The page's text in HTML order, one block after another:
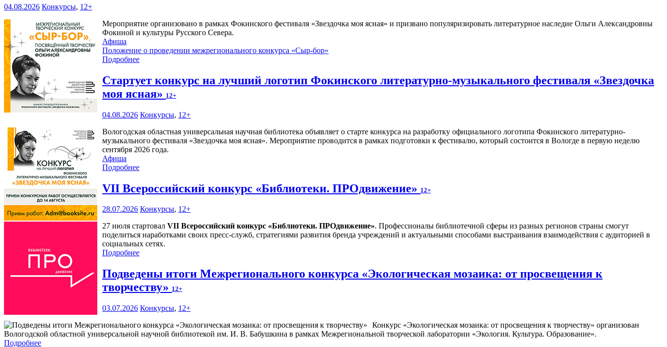
04.08.2026 Конкурсы, 12+
Мероприятие организовано в рамках Фокинского фестиваля «Звездочка моя ясная» и призвано популяризировать литературное наследие Ольги Александровны
Фокиной и культуры Русского Севера.
Афиша
Положение о проведении межрегионального конкурса «Сыр-бор»
Подробнее
Стартует конкурс на лучший логотип Фокинского литературно-музыкального фестиваля «Звездочка
моя ясная» 12+
04.08.2026 Конкурсы, 12+
Вологодская областная универсальная научная библиотека объявляет о старте конкурса на разработку официального логотипа Фокинского литературно-
музыкального фестиваля «Звездочка моя ясная». Мероприятие проводится в рамках подготовки к фестивалю, который состоится в Вологде в первую неделю
сентября 2026 года.
Афиша
Подробнее
VII Всероссийский конкурс «Библиотеки. ПРОдвижение» 12+
28.07.2026 Конкурсы, 12+
27 июля стартовал VII Всероссийский конкурс «Библиотеки. ПРОдвижение». Профессионалы библиотечной сферы из разных регионов страны смогут
поделиться наработками своих пресс-служб, стратегиями развития бренда учреждений и актуальными способами выстраивания взаимодействия с аудиторией в
социальных сетях.
Подробнее
Подведены итоги Межрегионального конкурса «Экологическая мозаика: от просвещения к
творчеству» 12+
03.07.2026 Конкурсы, 12+
Конкурс «Экологическая мозаика: от просвещения к творчеству» организован
Вологодской областной универсальной научной библиотекой им. И. В. Бабушкина в рамках Межрегиональной творческой лаборатории «Экология. Культура. Образование».
Подробнее